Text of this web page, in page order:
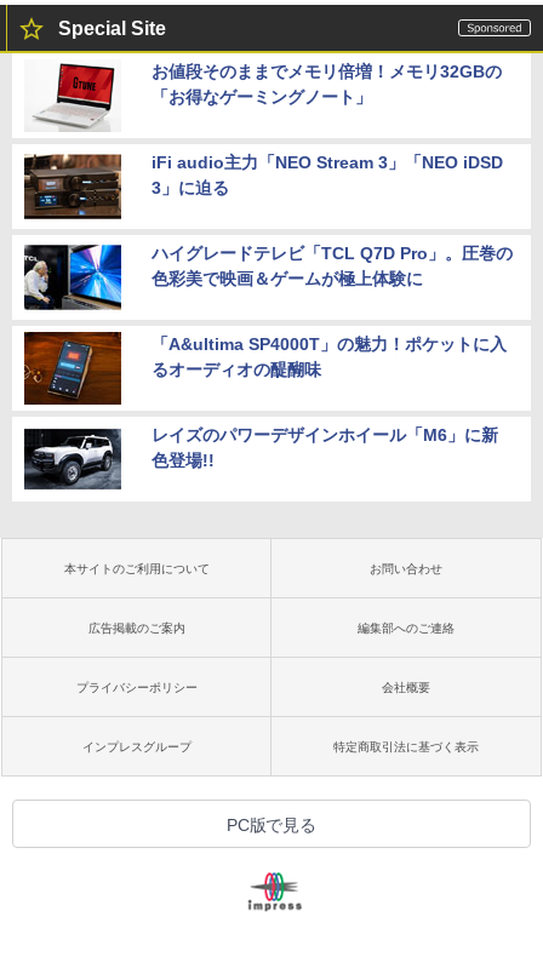
Special Site
お値段そのままでメモリ倍増！メモリ32GBの
「お得なゲーミングノート」
iFi audio主力「NEO Stream 3」「NEO iDSD
3」に迫る
ハイグレードテレビ「TCL Q7D Pro」。圧巻の
色彩美で映画＆ゲームが極上体験に
「A&ultima SP4000T」の魅力！ポケットに入
るオーディオの醍醐味
レイズのパワーデザインホイール「M6」に新
色登場!!
本サイトのご利用について お問い合わせ
広告掲載のご案内 編集部へのご連絡
プライバシーポリシー 会社概要
インプレスグループ 特定商取引法に基づく表示
PC版で見る